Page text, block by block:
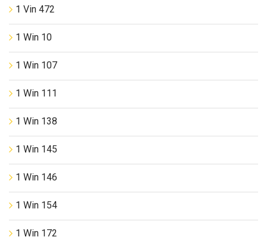
1 Vin 472
1 Win 10
1 Win 107
1 Win 111
1 Win 138
1 Win 145
1 Win 146
1 Win 154
1 Win 172